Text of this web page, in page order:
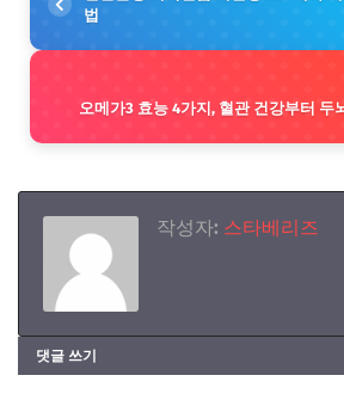
법
오메가3 효능 4가지, 혈관 건강부터 두
작성자: 스타베리즈
댓글 쓰기